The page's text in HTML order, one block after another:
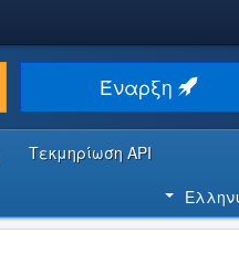
Έναρξη
Τεκμηρίωση API